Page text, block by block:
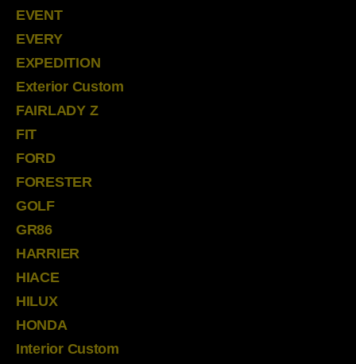
EVENT
EVERY
EXPEDITION
Exterior Custom
FAIRLADY Z
FIT
FORD
FORESTER
GOLF
GR86
HARRIER
HIACE
HILUX
HONDA
Interior Custom